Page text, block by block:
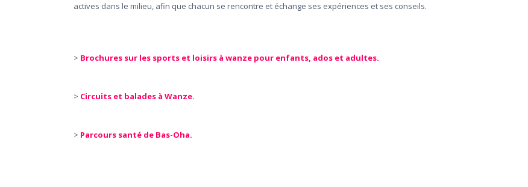
actives dans le milieu, afin que chacun se rencontre et échange ses expériences et ses conseils.
> Brochures sur les sports et loisirs à wanze pour enfants, ados et adultes.
> Circuits et balades à Wanze.
> Parcours santé de Bas-Oha.